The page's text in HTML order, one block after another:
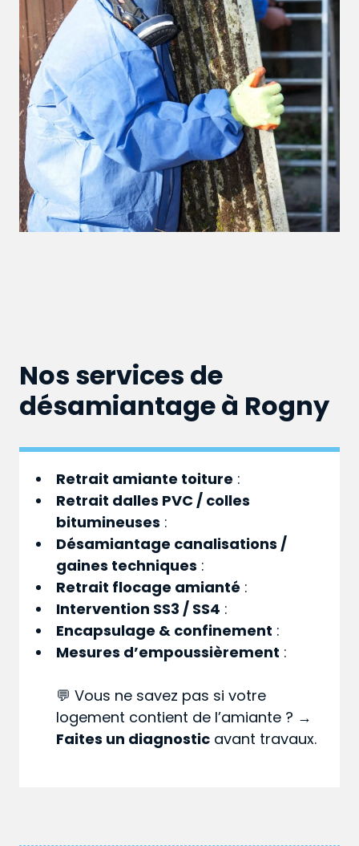
Nos services de
désamiantage à Rogny
Retrait amiante toiture :
Retrait dalles PVC / colles
bitumineuses :
Désamiantage canalisations /
gaines techniques :
Retrait flocage amianté :
Intervention SS3 / SS4 :
Encapsulage & confinement :
Mesures d’empoussièrement :
💬 Vous ne savez pas si votre
logement contient de l’amiante ? →
Faites un diagnostic avant travaux.